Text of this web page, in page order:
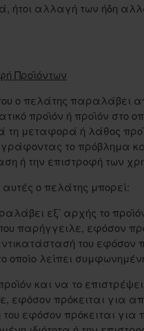
ήτοι αλλαγή των ήδη
Προϊόντων
ο πελάτης παραλάβει
προϊόν ή προϊόν στο
τη μεταφορά ή λάθος
το πρόβλημα
ή την επιστροφή των
αυτές ο πελάτης μπορεί:
εξ’ αρχής το
παρήγγειλε, εφόσον
του εφόσον
οποίο λείπει
και να το
εφόσον πρόκειται για
εφόσον πρόκειται για